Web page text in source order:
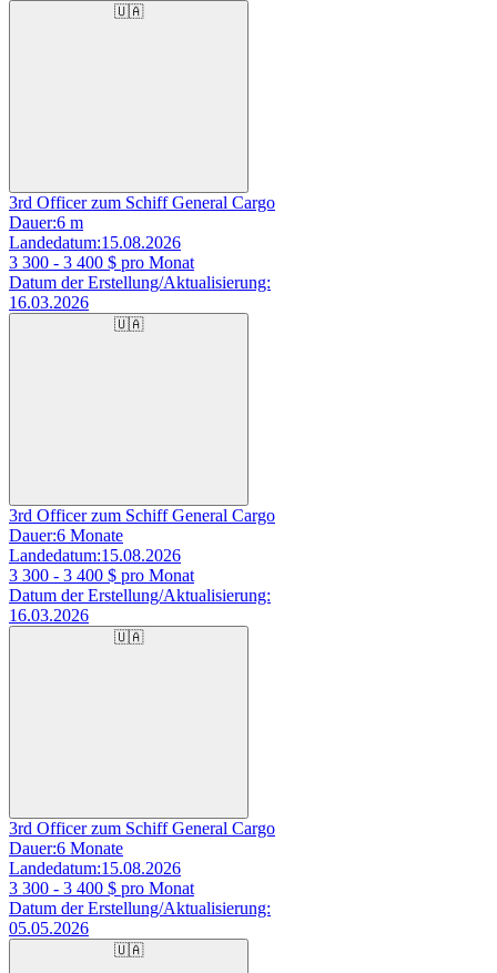
🇺🇦
3rd Officer zum Schiff General Cargo
Dauer:6 m
Landedatum:15.08.2026
3 300 - 3 400 $ pro Monat
Datum der Erstellung/Aktualisierung:
16.03.2026
🇺🇦
3rd Officer zum Schiff General Cargo
Dauer:6 Monate
Landedatum:15.08.2026
3 300 - 3 400 $ pro Monat
Datum der Erstellung/Aktualisierung:
16.03.2026
🇺🇦
3rd Officer zum Schiff General Cargo
Dauer:6 Monate
Landedatum:15.08.2026
3 300 - 3 400 $ pro Monat
Datum der Erstellung/Aktualisierung:
05.05.2026
🇺🇦